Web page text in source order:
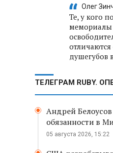
Олег
Те, у кого
отличаются
душегубов
ТЕЛЕГРАМ RUBY.
Андрей
обязанности в
05 августа 2026, 15:22